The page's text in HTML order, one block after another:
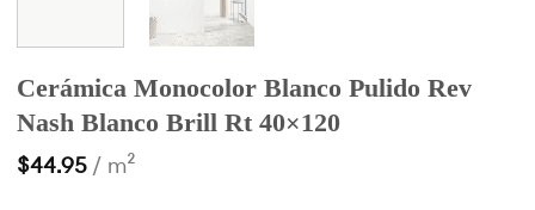
Cerámica Monocolor Blanco Pulido Rev
Nash Blanco Brill Rt 40×120
$44.95 / m²